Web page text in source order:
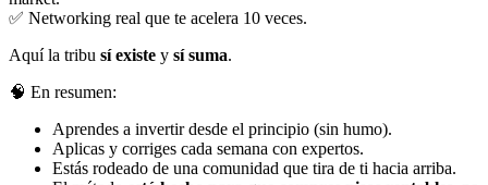
✅ Networking real que te acelera 10 veces.
Aquí la tribu sí existe y sí suma.
🧠 En resumen:
Aprendes a invertir desde el principio (sin humo).
Aplicas y corriges cada semana con expertos.
Estás rodeado de una comunidad que tira de ti hacia arriba.